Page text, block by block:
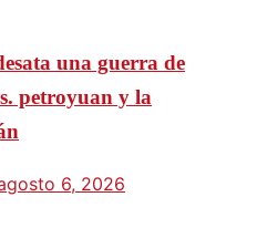
una guerra de
petroyuan y la
6, 2026